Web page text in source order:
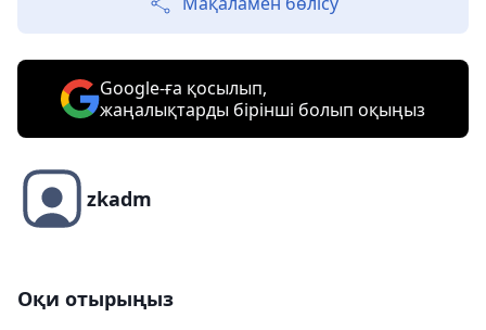
Google-ға қосылып,
жаңалықтарды бірінші болып оқыңыз
zkadm
Оқи отырыңыз